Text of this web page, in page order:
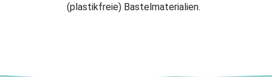
(plastikfreie) Bastelmaterialien.